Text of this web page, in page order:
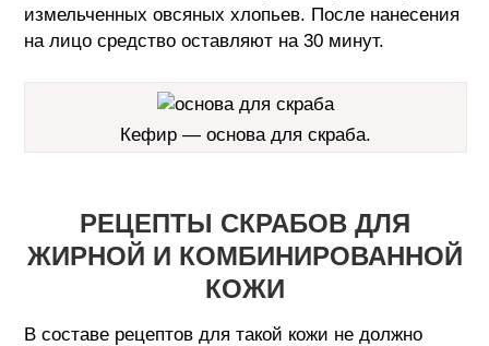
измельченных овсяных хлопьев. После нанесения
на лицо средство оставляют на 30 минут.
Кефир — основа для скраба.
РЕЦЕПТЫ СКРАБОВ ДЛЯ
ЖИРНОЙ И КОМБИНИРОВАННОЙ
КОЖИ
В составе рецептов для такой кожи не должно